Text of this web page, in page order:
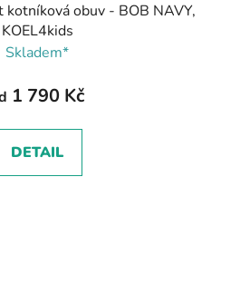
obuv - BOB NAVY,
KOEL4kids
Skladem*
1 790 Kč
DETAIL